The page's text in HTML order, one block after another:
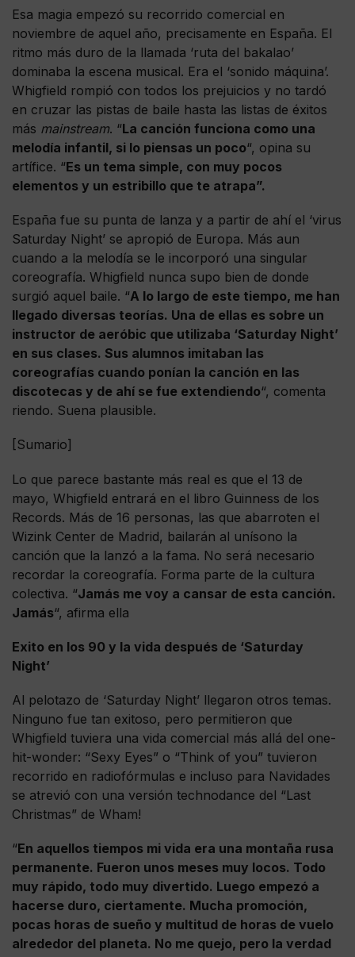
Esa magia empezó su recorrido comercial en
noviembre de aquel año, precisamente en España. El
ritmo más duro de la llamada ‘ruta del bakalao’
dominaba la escena musical. Era el ‘sonido máquina’.
Whigfield rompió con todos los prejuicios y no tardó
en cruzar las pistas de baile hasta las listas de éxitos
más mainstream. “La canción funciona como una
melodía infantil, si lo piensas un poco“, opina su
artífice. “Es un tema simple, con muy pocos
elementos y un estribillo que te atrapa”.
España fue su punta de lanza y a partir de ahí el ‘virus
Saturday Night’ se apropió de Europa. Más aun
cuando a la melodía se le incorporó una singular
coreografía. Whigfield nunca supo bien de donde
surgió aquel baile. “A lo largo de este tiempo, me han
llegado diversas teorías. Una de ellas es sobre un
instructor de aeróbic que utilizaba ‘Saturday Night’
en sus clases. Sus alumnos imitaban las
coreografías cuando ponían la canción en las
discotecas y de ahí se fue extendiendo“, comenta
riendo. Suena plausible.
[Sumario]
Lo que parece bastante más real es que el 13 de
mayo, Whigfield entrará en el libro Guinness de los
Records. Más de 16 personas, las que abarroten el
Wizink Center de Madrid, bailarán al unísono la
canción que la lanzó a la fama. No será necesario
recordar la coreografía. Forma parte de la cultura
colectiva. “Jamás me voy a cansar de esta canción.
Jamás“, afirma ella
Exito en los 90 y la vida después de ‘Saturday
Night’
Al pelotazo de ‘Saturday Night’ llegaron otros temas.
Ninguno fue tan exitoso, pero permitieron que
Whigfield tuviera una vida comercial más allá del one-
hit-wonder: “Sexy Eyes” o “Think of you” tuvieron
recorrido en radiofórmulas e incluso para Navidades
se atrevió con una versión technodance del “Last
Christmas” de Wham!
“En aquellos tiempos mi vida era una montaña rusa
permanente. Fueron unos meses muy locos. Todo
muy rápido, todo muy divertido. Luego empezó a
hacerse duro, ciertamente. Mucha promoción,
pocas horas de sueño y multitud de horas de vuelo
alrededor del planeta. No me quejo, pero la verdad